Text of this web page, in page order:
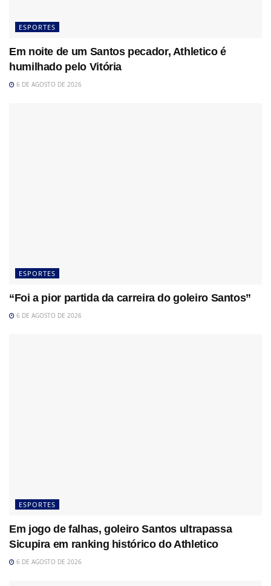
ESPORTES
Em noite de um Santos pecador, Athletico é
humilhado pelo Vitória
6 DE AGOSTO DE 2026
ESPORTES
“Foi a pior partida da carreira do goleiro Santos”
6 DE AGOSTO DE 2026
ESPORTES
Em jogo de falhas, goleiro Santos ultrapassa
Sicupira em ranking histórico do Athletico
6 DE AGOSTO DE 2026